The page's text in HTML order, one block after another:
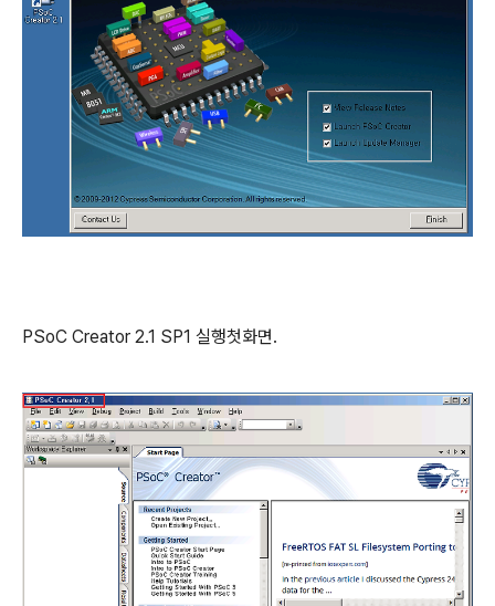
PSoC Creator 2.1 SP1 실행첫화면.